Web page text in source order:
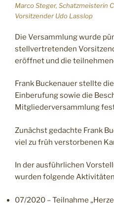
Marco Steger, Schatzmeisterin
Vorsitzender Udo Lasslop
Die Versammlung wurde
stellvertretenden
eröffnet und die
Frank Buckenauer stellte
Einberufung sowie die
Mitgliederversammlung
Zunächst gedachte Frank
viel zu früh verstorbenen
In der ausführlichen
wurden folgende
07/2020 – Teilnahme